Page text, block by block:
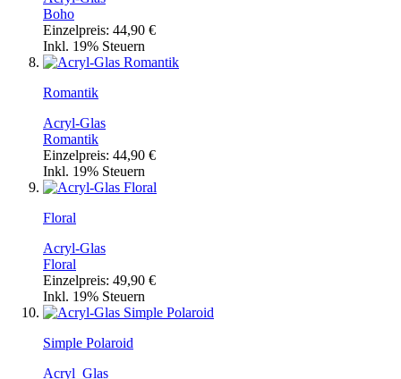
Boho
Einzelpreis: 44,90 €
Inkl. 19% Steuern
Romantik
Acryl-Glas
Romantik
Einzelpreis: 44,90 €
Inkl. 19% Steuern
Floral
Acryl-Glas
Floral
Einzelpreis: 49,90 €
Inkl. 19% Steuern
Simple Polaroid
Acryl_Glas